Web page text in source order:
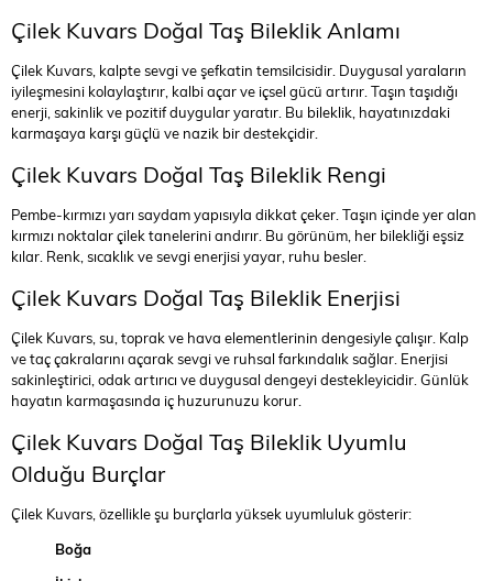
Çilek Kuvars Doğal Taş Bileklik Anlamı
Çilek Kuvars, kalpte sevgi ve şefkatin temsilcisidir. Duygusal yaraların
iyileşmesini kolaylaştırır, kalbi açar ve içsel gücü artırır. Taşın taşıdığı
enerji, sakinlik ve pozitif duygular yaratır. Bu bileklik, hayatınızdaki
karmaşaya karşı güçlü ve nazik bir destekçidir.
Çilek Kuvars Doğal Taş Bileklik Rengi
Pembe-kırmızı yarı saydam yapısıyla dikkat çeker. Taşın içinde yer alan
kırmızı noktalar çilek tanelerini andırır. Bu görünüm, her bilekliği eşsiz
kılar. Renk, sıcaklık ve sevgi enerjisi yayar, ruhu besler.
Çilek Kuvars Doğal Taş Bileklik Enerjisi
Çilek Kuvars, su, toprak ve hava elementlerinin dengesiyle çalışır. Kalp
ve taç çakralarını açarak sevgi ve ruhsal farkındalık sağlar. Enerjisi
sakinleştirici, odak artırıcı ve duygusal dengeyi destekleyicidir. Günlük
hayatın karmaşasında iç huzurunuzu korur.
Çilek Kuvars Doğal Taş Bileklik Uyumlu
Olduğu Burçlar
Çilek Kuvars, özellikle şu burçlarla yüksek uyumluluk gösterir:
Boğa